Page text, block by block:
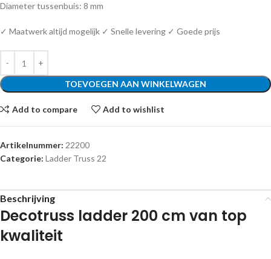
Diameter tussenbuis: 8 mm
✓ Maatwerk altijd mogelijk ✓ Snelle levering ✓ Goede prijs
TOEVOEGEN AAN WINKELWAGEN
Add to compare Add to wishlist
Artikelnummer: 22200
Categorie: Ladder Truss 22
Beschrijving
Decotruss ladder 200 cm van top
kwaliteit